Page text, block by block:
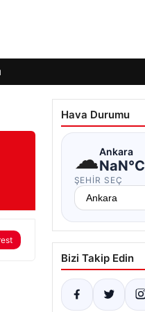
Hava Durumu
☁Ankara
NaN°C
ŞEHIR SEÇ
Bizi Takip Edin